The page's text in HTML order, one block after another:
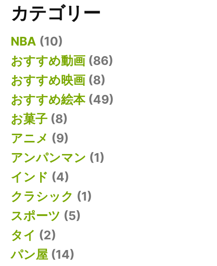
カテゴリー
NBA (10)
おすすめ動画 (86)
おすすめ映画 (8)
おすすめ絵本(49)
お菓子 (8)
アニメ (9)
アンパンマン (1)
インド (4)
クラシック (1)
スポーツ (5)
タイ (2)
パン屋 (14)